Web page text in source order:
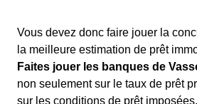
Vous devez donc faire jouer la
la meilleure estimation de prêt
Faites jouer les banques de
non seulement sur le taux de prêt
sur les conditions de prêt